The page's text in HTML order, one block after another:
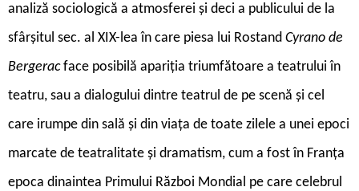
analiză sociologică a atmosferei și deci a publicului de la
sfârșitul sec. al XIX-lea în care piesa lui Rostand Cyrano de
Bergeracface posibilă apariția triumfătoare a teatrului în
teatru, sau a dialogului dintre teatrul de pe scenă și cel
care irumpe din sală și din viața de toate zilele a unei epoci
marcate de teatralitate și dramatism, cum a fost în Franța
epoca dinaintea Primului Război Mondial pe care celebrul